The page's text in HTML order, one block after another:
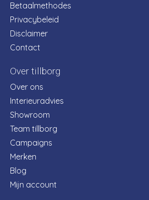
Betaalmethodes
Privacybeleid
Disclaimer
Contact
Over tillborg
Over ons
Interieuradvies
Showroom
Team tillborg
Campaigns
Merken
Blog
Mijn account